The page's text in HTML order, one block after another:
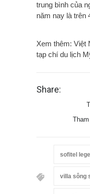
trung bình của
năm nay là trên
Xem thêm: Việt
tạp chí du lịch
Share:
sofitel
villa sông